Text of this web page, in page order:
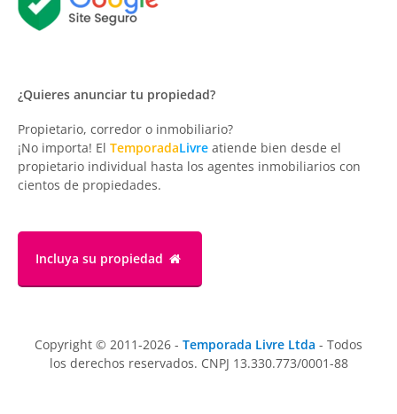
¿Quieres anunciar tu propiedad?
Propietario, corredor o inmobiliario?
¡No importa! El TemporadaLivre atiende bien desde el
propietario individual hasta los agentes inmobiliarios con
cientos de propiedades.
Incluya su propiedad
Copyright © 2011-2026 - Temporada Livre Ltda - Todos
los derechos reservados. CNPJ 13.330.773/0001-88